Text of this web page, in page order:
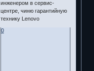
инженером в сервис-
центре, чиню гарантийную
технику Lenovo
0